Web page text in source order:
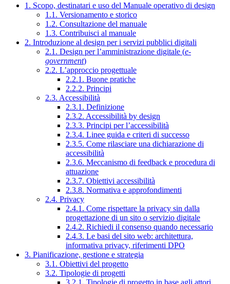
1. Scopo, destinatari e uso del Manuale operativo di design
1.1. Versionamento e storico
1.2. Consultazione del manuale
1.3. Contribuisci al manuale
2. Introduzione al design per i servizi pubblici digitali
2.1. Design per l’amministrazione digitale (e-
government)
2.2. L’approccio progettuale
2.2.1. Buone pratiche
2.2.2. Principi
2.3. Accessibilità
2.3.1. Definizione
2.3.2. Accessibilità by design
2.3.3. Principi per l’accessibilità
2.3.4. Linee guida e criteri di successo
2.3.5. Come rilasciare una dichiarazione di
accessibilità
2.3.6. Meccanismo di feedback e procedura di
attuazione
2.3.7. Obiettivi accessibilità
2.3.8. Normativa e approfondimenti
2.4. Privacy
2.4.1. Come rispettare la privacy sin dalla
progettazione di un sito o servizio digitale
2.4.2. Richiedi il consenso quando necessario
2.4.3. Le basi del sito web: architettura,
informativa privacy, riferimenti DPO
3. Pianificazione, gestione e strategia
3.1. Obiettivi del progetto
3.2. Tipologie di progetti
3.2.1. Tipologie di progetto in base agli attori